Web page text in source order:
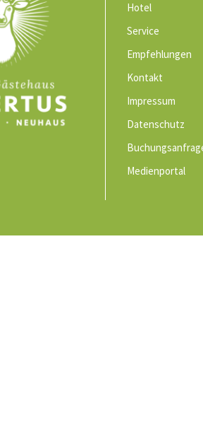
Hotel
Service
Empfehlungen
Kontakt
Impressum
Datenschutz
Medienportal